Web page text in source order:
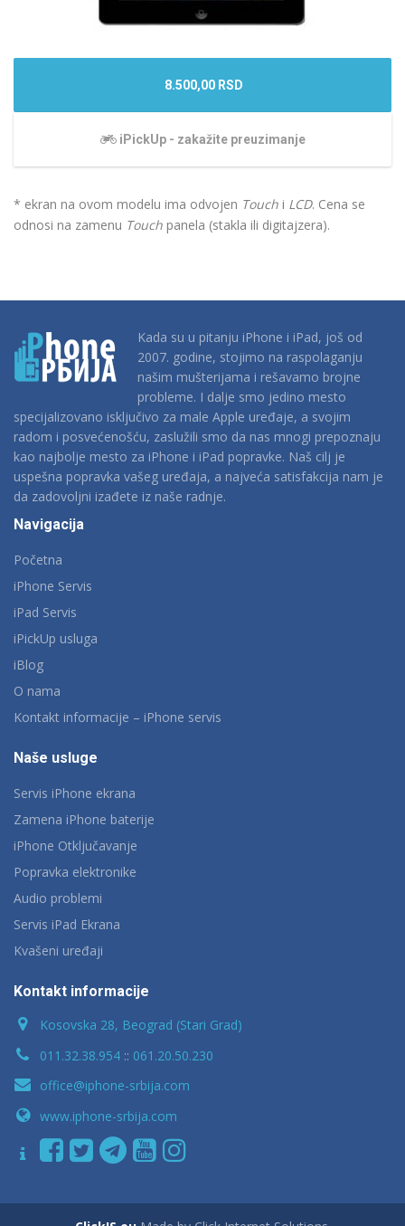
8.500,00 RSD
iPickUp - zakažite preuzimanje
* ekran na ovom modelu ima odvojen Touch i LCD. Cena se
odnosi na zamenu Touch panela (stakla ili digitajzera).
Kada su u pitanju iPhone i iPad, još od
2007. godine, stojimo na raspolaganju
našim mušterijama i rešavamo brojne
probleme. I dalje smo jedino mesto
specijalizovano isključivo za male Apple uređaje, a svojim
radom i posvećenošću, zaslužili smo da nas mnogi prepoznaju
kao najbolje mesto za iPhone i iPad popravke. Naš cilj je
uspešna popravka vašeg uređaja, a najveća satisfakcija nam je
da zadovoljni izađete iz naše radnje.
Navigacija
Početna
iPhone Servis
iPad Servis
iPickUp usluga
iBlog
O nama
Kontakt informacije – iPhone servis
Naše usluge
Servis iPhone ekrana
Zamena iPhone baterije
iPhone Otključavanje
Popravka elektronike
Audio problemi
Servis iPad Ekrana
Kvašeni uređaji
Kontakt informacije
Kosovska 28, Beograd (Stari Grad)
011.32.38.954 :: 061.20.50.230
office@iphone-srbija.com
www.iphone-srbija.com